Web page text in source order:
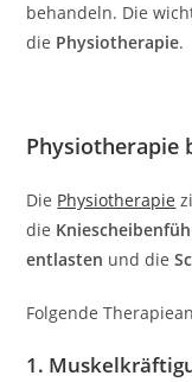
behandeln. Die
die Physiotherapie.
Physiotherapie
Die Physiotherapie
die
entlasten und die
Folgende
1.